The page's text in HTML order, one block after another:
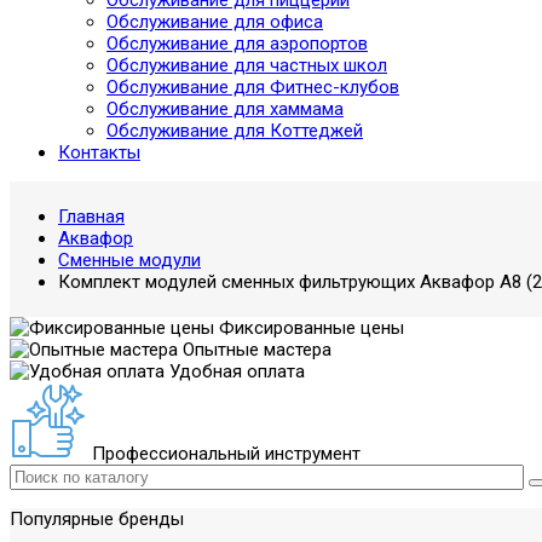
Обслуживание для офиса
Обслуживание для аэропортов
Обслуживание для частных школ
Обслуживание для Фитнес-клубов
Обслуживание для хаммама
Обслуживание для Коттеджей
Контакты
Главная
Аквафор
Сменные модули
Комплект модулей сменных фильтрующих Аквафор A8
Фиксированные цены
Опытные мастера
Удобная оплата
Профессиональный инструмент
Популярные бренды